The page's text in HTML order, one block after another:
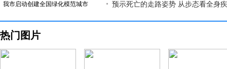
我市启动创建全国绿化模范城市
预示死亡的走路姿势 从步态看全身
热门图片